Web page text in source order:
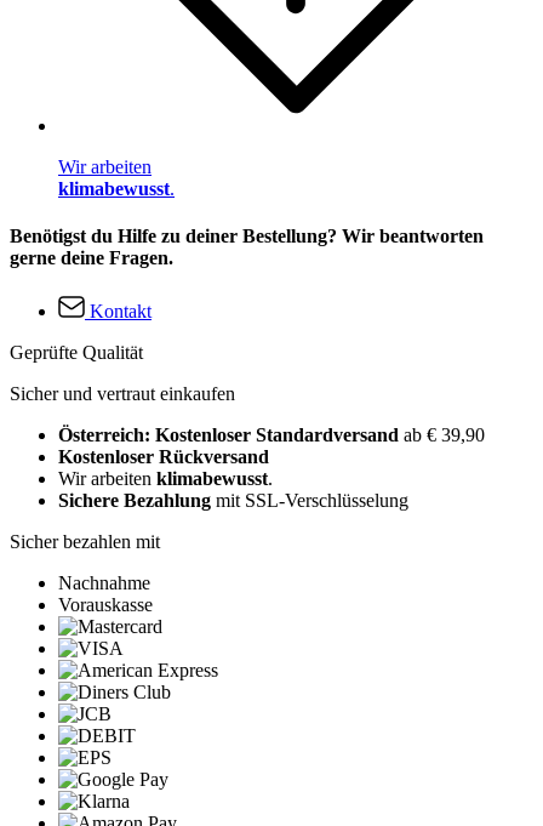
Wir arbeiten
klimabewusst.
Benötigst du Hilfe zu deiner Bestellung? Wir beantworten
gerne deine Fragen.
Kontakt
Geprüfte Qualität
Sicher und vertraut einkaufen
Österreich: Kostenloser Standardversand ab € 39,90
Kostenloser Rückversand
Wir arbeiten klimabewusst.
Sichere Bezahlung mit SSL-Verschlüsselung
Sicher bezahlen mit
Nachnahme
Vorauskasse